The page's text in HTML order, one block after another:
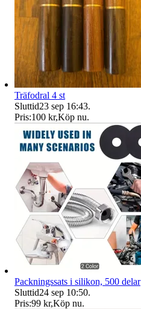
Träfodral 4 st
Sluttid23 sep 16:43.
Pris:100 kr,Köp nu.
Packningssats i silikon, 500 delar
Sluttid24 sep 10:50.
Pris:99 kr,Köp nu.